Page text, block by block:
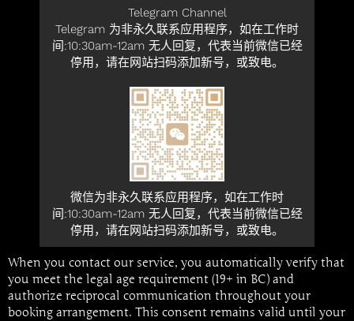
Telegram Channel
Telegram 为非永久联系应用程序，如在工作时
间:10:30am-12am 无人回复，代表当前微信已经
停用，请在网站扫码添加新号，或致电。
微信为非永久联系应用程序，如在工作时
间:10:30am-12am 无人回复，代表当前微信已经
停用，请在网站扫码添加新号，或致电。
When you contact our service, you automatically verify that
you meet the legal age requirement (19+ in BC) and
authorize reciprocal communication throughout your
booking arrangement. This consent remains valid until your